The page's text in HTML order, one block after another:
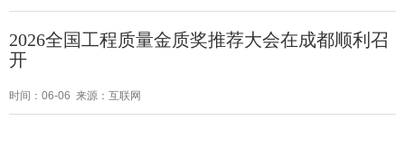
2026全国工程质量金质奖推荐大会在成都顺利召
开
时间：06-06 来源：互联网